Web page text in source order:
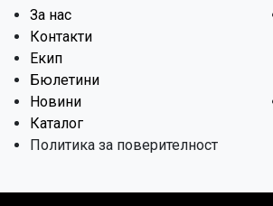
​За нас
Контакти
Екип
Бюлетини
Новини
Каталог
Политика за поверителност